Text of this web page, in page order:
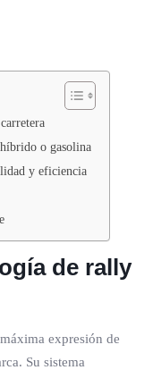
o gasolina
y eficiencia
de rally
expresión de
Su sistema